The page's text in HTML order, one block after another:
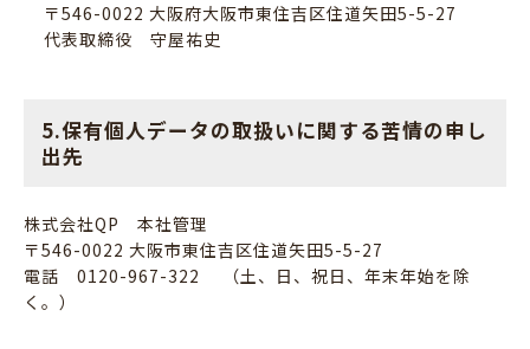
〒546-0022 大阪府大阪市東住吉区住道矢田5-5-27
代表取締役 守屋祐史
5.保有個人データの取扱いに関する苦情の申し
出先
株式会社QP 本社管理
〒546-0022 大阪市東住吉区住道矢田5-5-27
電話 0120-967-322 （土、日、祝日、年末年始を除
く。）